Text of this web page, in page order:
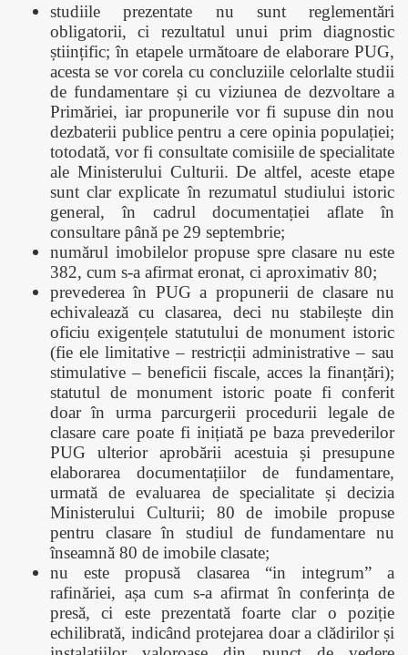
studiile prezentate nu sunt reglementări
obligatorii, ci rezultatul unui prim diagnostic
științific; în etapele următoare de elaborare PUG,
acesta se vor corela cu concluziile celorlalte studii
de fundamentare și cu viziunea de dezvoltare a
Primăriei, iar propunerile vor fi supuse din nou
dezbaterii publice pentru a cere opinia populației;
totodată, vor fi consultate comisiile de specialitate
ale Ministerului Culturii. De altfel, aceste etape
sunt clar explicate în rezumatul studiului istoric
general, în cadrul documentației aflate în
consultare până pe 29 septembrie;
numărul imobilelor propuse spre clasare nu este
382, cum s-a afirmat eronat, ci aproximativ 80;
prevederea în PUG a propunerii de clasare nu
echivalează cu clasarea, deci nu stabilește din
oficiu exigențele statutului de monument istoric
(fie ele limitative – restricții administrative – sau
stimulative – beneficii fiscale, acces la finanțări);
statutul de monument istoric poate fi conferit
doar în urma parcurgerii procedurii legale de
clasare care poate fi inițiată pe baza prevederilor
PUG ulterior aprobării acestuia și presupune
elaborarea documentațiilor de fundamentare,
urmată de evaluarea de specialitate și decizia
Ministerului Culturii; 80 de imobile propuse
pentru clasare în studiul de fundamentare nu
înseamnă 80 de imobile clasate;
nu este propusă clasarea “in integrum” a
rafinăriei, așa cum s-a afirmat în conferința de
presă, ci este prezentată foarte clar o poziție
echilibrată, indicând protejarea doar a clădirilor și